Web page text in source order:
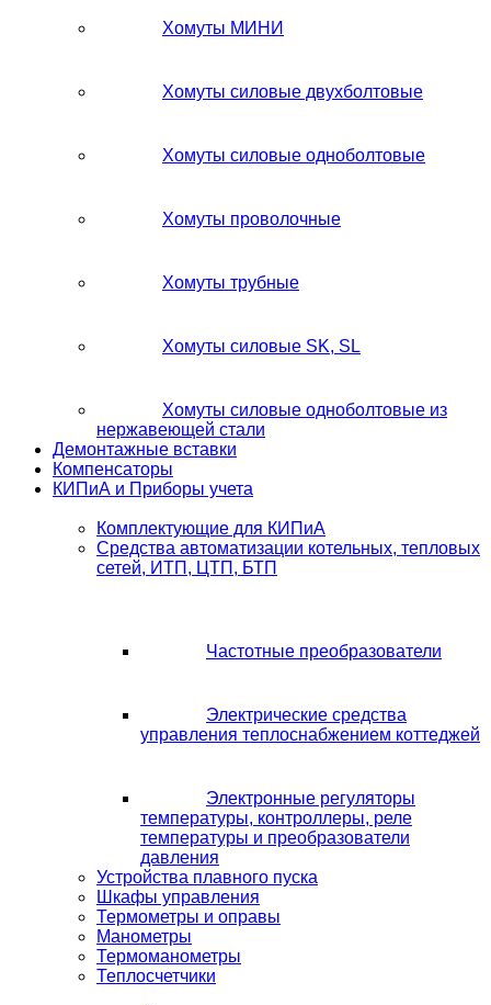
Хомуты МИНИ
Хомуты силовые двухболтовые
Хомуты силовые одноболтовые
Хомуты проволочные
Хомуты трубные
Хомуты силовые SK, SL
Хомуты силовые одноболтовые из
нержавеющей стали
Демонтажные вставки
Компенсаторы
КИПиА и Приборы учета
Комплектующие для КИПиА
Средства автоматизации котельных, тепловых
сетей, ИТП, ЦТП, БТП
Частотные преобразователи
Электрические средства
управления теплоснабжением коттеджей
Электронные регуляторы
температуры, контроллеры, реле
температуры и преобразователи
давления
Устройства плавного пуска
Шкафы управления
Термометры и оправы
Манометры
Термоманометры
Теплосчетчики